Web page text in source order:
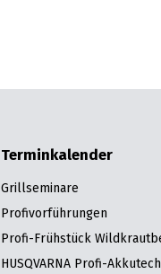
Terminkalender
Grillseminare
Profivorführungen
Profi-Frühstück
HUSQVARNA Profi-